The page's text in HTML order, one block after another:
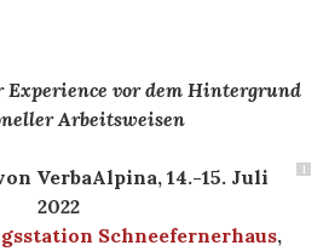
vor dem Hintergrund
Arbeitsweisen
1
VerbaAlpina, 14.-15. Juli
2022
Schneefernerhaus,